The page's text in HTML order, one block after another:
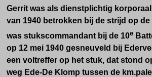
Gerrit was als dienstplichtig
van 1940 betrokken bij de strijd op
was stukscommandant bij de 10e
op 12 mei 1940 gesneuveld bij
een voltreffer op het stuk, dat stond
weg Ede-De Klomp tussen de